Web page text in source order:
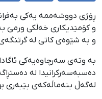
و کۆمێدیکاری خەڵکی ورمێ
و بە شێوەی کاتی لە
بە وتەی سەرچاوەیەکی
دەسبەسەرکرانیدا لە
لەگەڵ بنەماڵەکەی بێبەری